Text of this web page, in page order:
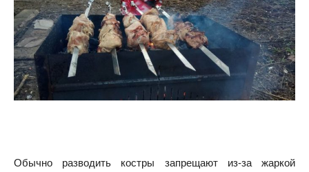
Обычно разводить костры запрещают из-за жаркой